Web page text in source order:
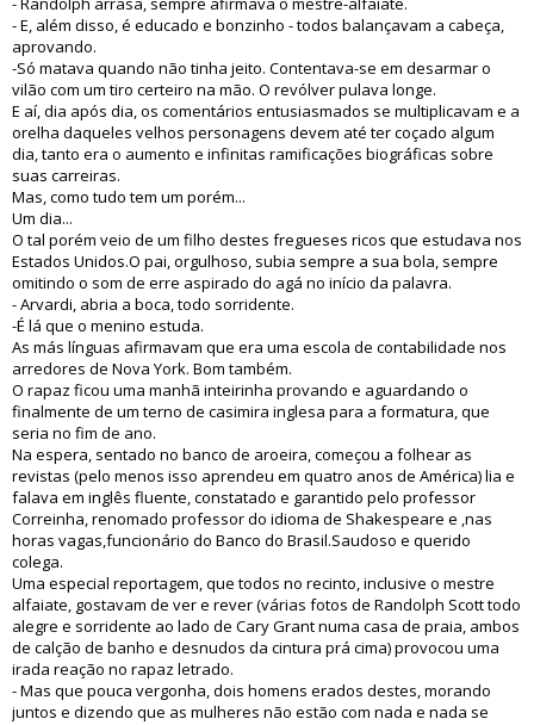
- E, além disso, é educado e bonzinho - todos balançavam a cabeça,
aprovando.
-Só matava quando não tinha jeito. Contentava-se em desarmar o
vilão com um tiro certeiro na mão. O revólver pulava longe.
E aí, dia após dia, os comentários entusiasmados se multiplicavam e a
orelha daqueles velhos personagens devem até ter coçado algum
dia, tanto era o aumento e infinitas ramificações biográficas sobre
suas carreiras.
Mas, como tudo tem um porém...
Um dia...
O tal porém veio de um filho destes fregueses ricos que estudava nos
Estados Unidos.O pai, orgulhoso, subia sempre a sua bola, sempre
omitindo o som de erre aspirado do agá no início da palavra.
- Arvardi, abria a boca, todo sorridente.
-É lá que o menino estuda.
As más línguas afirmavam que era uma escola de contabilidade nos
arredores de Nova York. Bom também.
O rapaz ficou uma manhã inteirinha provando e aguardando o
finalmente de um terno de casimira inglesa para a formatura, que
seria no fim de ano.
Na espera, sentado no banco de aroeira, começou a folhear as
revistas (pelo menos isso aprendeu em quatro anos de América) lia e
falava em inglês fluente, constatado e garantido pelo professor
Correinha, renomado professor do idioma de Shakespeare e ,nas
horas vagas,funcionário do Banco do Brasil.Saudoso e querido
colega.
Uma especial reportagem, que todos no recinto, inclusive o mestre
alfaiate, gostavam de ver e rever (várias fotos de Randolph Scott todo
alegre e sorridente ao lado de Cary Grant numa casa de praia, ambos
de calção de banho e desnudos da cintura prá cima) provocou uma
irada reação no rapaz letrado.
- Mas que pouca vergonha, dois homens erados destes, morando
juntos e dizendo que as mulheres não estão com nada e nada se